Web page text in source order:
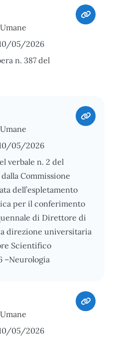
05/2026
n. 387 del
05/2026
verbale n. 2 del
Commissione
dell’espletamento
per il conferimento
di Direttore di
direzione universitaria
Scientifico
–Neurologia
05/2026